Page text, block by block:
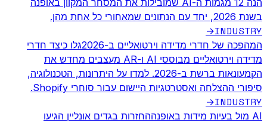
הנה 12 מגמות ה-AI שמובילות את המסחר המקוון באופנה
בשנת 2026, יחד עם הנתונים שמאחורי כל אחת מהן.
INDUSTRY
→
המהפכה של חדרי מדידה וירטואליים ב-2026
גלו כיצד חדרי
מדידה וירטואליים מבוססי AI ו-AR מעצבים מחדש את
הקמעונאות ברשת ב-2026. למדו על היתרונות, הטכנולוגיה,
סיפורי ההצלחה ואסטרטגיות היישום עבור סוחרי Shopify.
INDUSTRY
→
AI מול בעיות מידות באופנה
החזרות בגדים אונליין הגיעו